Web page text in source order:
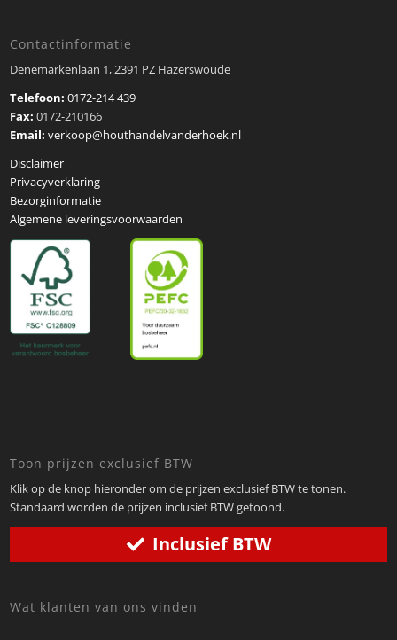
Contactinformatie
Denemarkenlaan 1, 2391 PZ Hazerswoude
Telefoon:0172-214 439
Fax:0172-210166
Email: verkoop@houthandelvanderhoek.nl
Disclaimer
Privacyverklaring
Bezorginformatie
Algemene leveringsvoorwaarden
Toon prijzen exclusief BTW
Klik op de knop hieronder om de prijzen exclusief BTW te tonen.
Standaard worden de prijzen inclusief BTW getoond.
Inclusief BTW
Wat klanten van ons vinden